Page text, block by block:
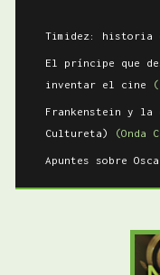
Timidez: historia
El príncipe que
inventar el cine
Frankenstein y la
Cultureta)
(Onda
Apuntes sobre